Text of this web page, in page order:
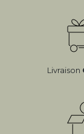
Livraison